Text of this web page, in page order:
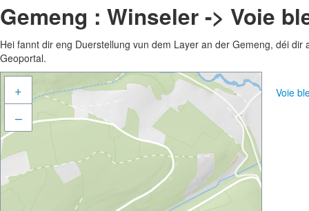
Gemeng : Winseler -> Voie
Hei fannt dir eng Duerstellung vun dem Layer an der Gemeng, déi
Geoportal.
+
–
Voie